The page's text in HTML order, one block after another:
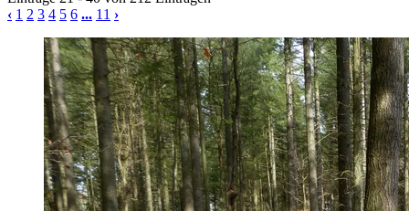
‹ 1 2 3 4 5 6 ... 11 ›